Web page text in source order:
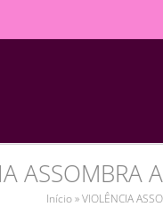
ASSOMBRA
Início»VIOLÊNCIA